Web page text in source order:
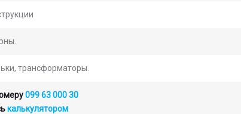
трансформаторы.
099 63 000 30
калькулятором